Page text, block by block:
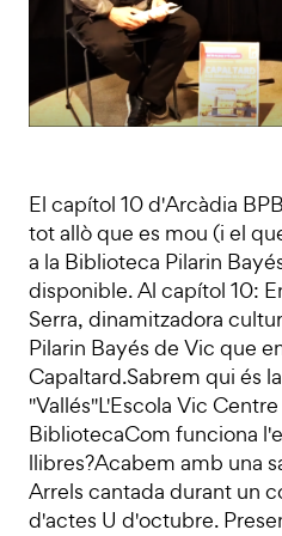
El capítol 10 d'Arcàdia
tot allò que es mou (i el
a la Biblioteca Pilarin
disponible. Al capítol 10:
Serra, dinamitzadora
Pilarin Bayés de Vic que
Capaltard.Sabrem qui és
"Vallés"L'Escola Vic
BibliotecaCom funciona
llibres?Acabem amb una
Arrels cantada durant un
d'actes U d'octubre.